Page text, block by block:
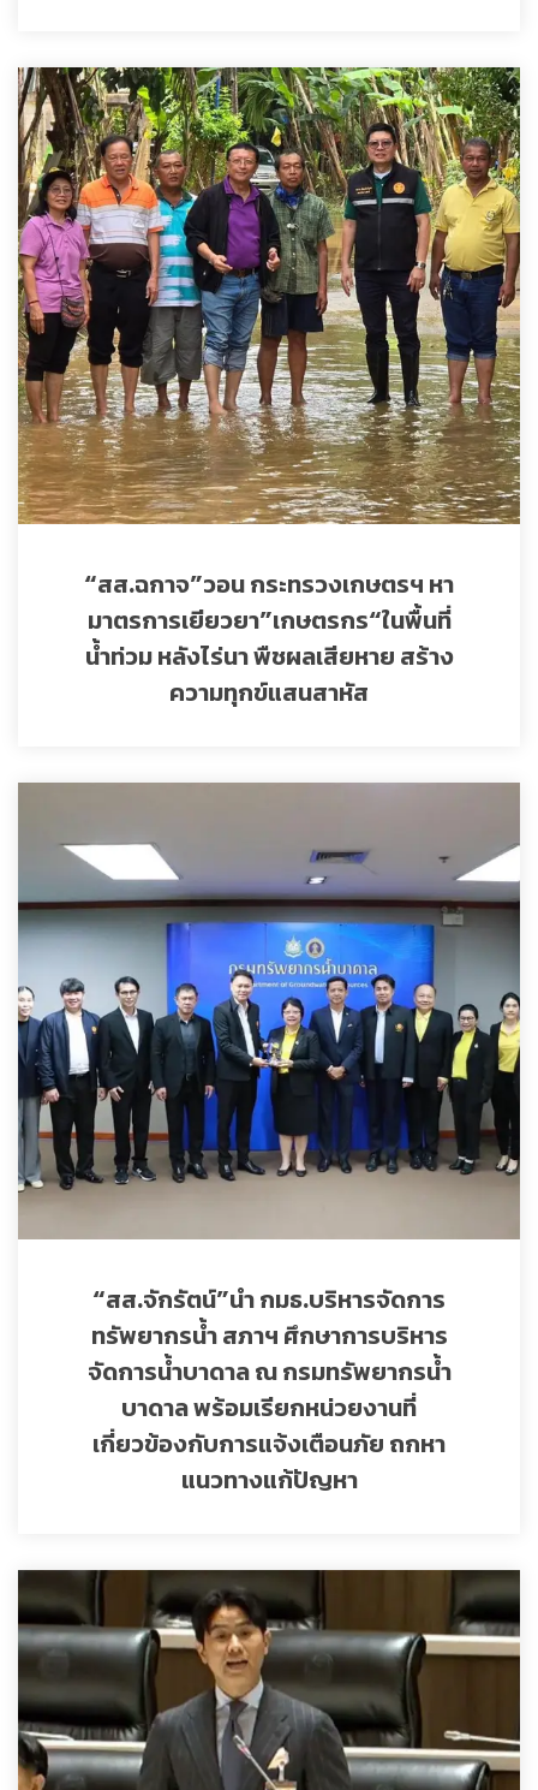
“สส.ฉกาจ”วอน กระทรวงเกษตรฯ หา
มาตรการเยียวยา”เกษตรกร“ในพื้นที่
น้ำท่วม หลังไร่นา พืชผลเสียหาย สร้าง
ความทุกข์แสนสาหัส
“สส.จักรัตน์”นำ กมธ.บริหารจัดการ
ทรัพยากรน้ำ สภาฯ ศึกษาการบริหาร
จัดการน้ำบาดาล ณ กรมทรัพยากรน้ำ
บาดาล พร้อมเรียกหน่วยงานที่
เกี่ยวข้องกับการแจ้งเตือนภัย ถกหา
แนวทางแก้ปัญหา